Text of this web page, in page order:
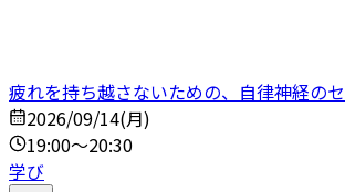
疲れを持ち越さないための、自律神経の
2026/09/14(月)
19:00～20:30
学び